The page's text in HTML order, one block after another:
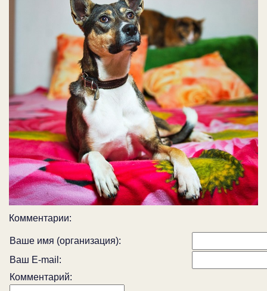
Комментарии:
Ваше имя (организация):
Ваш E-mail:
Комментарий: